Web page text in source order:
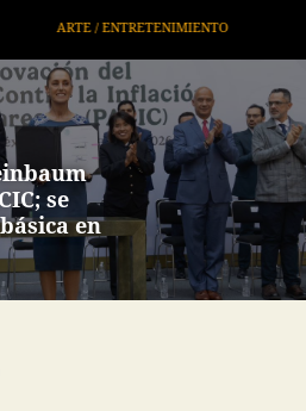
ECONOMÍA /
se
en